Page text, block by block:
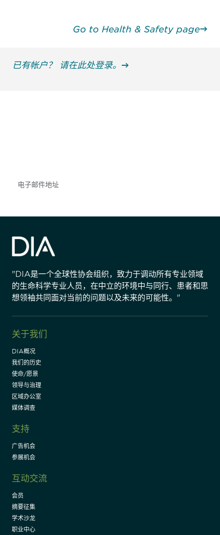
Go to Health & Safety page
已有帐户？ 请在此处登录。
"DIA是一个全球性协会组织，致力于调动所有专业领域
的生命科学专业人员，在中立的环境中与同行、患者和思
想领袖共同面对当前的问题以及未来的可能性。"
关于我们
DIA概况
我们的历史
使命/愿景
领导与治理
区域办公室
媒体调查
支持
广告机会
参展机会
互动交流
会员
摘要征集
学术沙龙
职业中心